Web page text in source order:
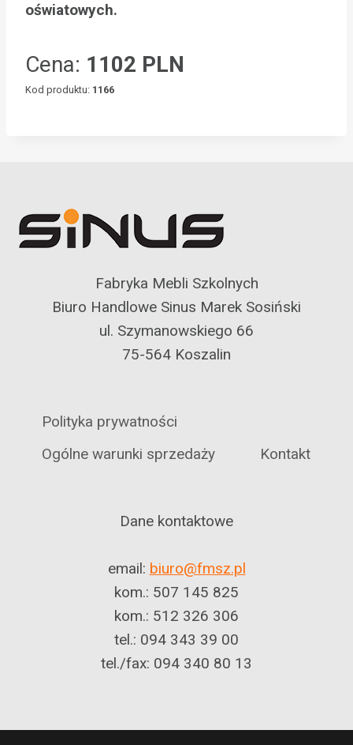
oświatowych.
Cena: 1102 PLN
Kod produktu: 1166
Fabryka Mebli Szkolnych
Biuro Handlowe Sinus Marek Sosiński
ul. Szymanowskiego 66
75-564 Koszalin
Polityka prywatności
Ogólne warunki sprzedaży
Kontakt
Dane kontaktowe
email: biuro@fmsz.pl
kom.: 507 145 825
kom.: 512 326 306
tel.: 094 343 39 00
tel./fax: 094 340 80 13